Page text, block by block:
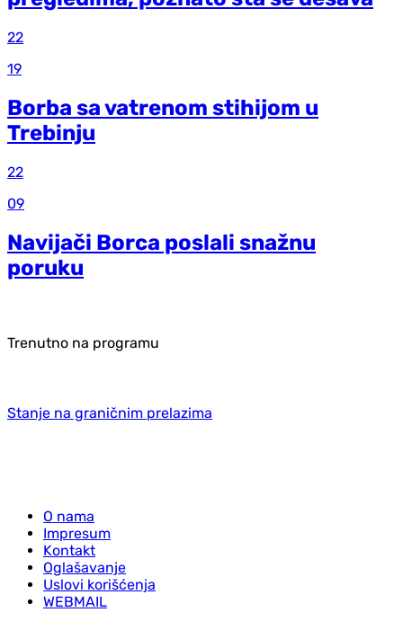
22
19
Borba sa vatrenom stihijom u
Trebinju
22
09
Navijači Borca poslali snažnu
poruku
Trenutno na programu
Stanje na graničnim prelazima
O nama
Impresum
Kontakt
Oglašavanje
Uslovi korišćenja
WEBMAIL